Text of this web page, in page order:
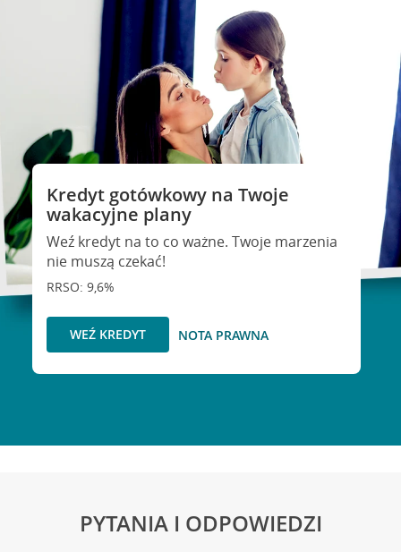
Kredyt gotówkowy na Twoje
wakacyjne plany
Weź kredyt na to co ważne. Twoje marzenia
nie muszą czekać!
RRSO: 9,6%
WEŹ KREDYT NOTA PRAWNA
PYTANIA I ODPOWIEDZI